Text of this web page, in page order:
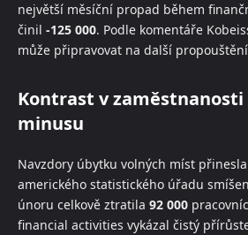
největší měsíční propad během
činil -125 000. Podle komentáře
může připravovat na další
Kontrast v
minusu
Navzdory úbytku volných míst
amerického statistického úřadu
únoru celkově ztratila 92 000
financial activities vykázal čistý